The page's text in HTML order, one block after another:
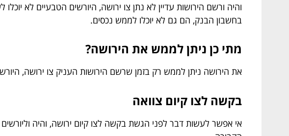
והיה ורשם הירושות עדיין לא נתן צו ירושה, היורשים הטבעיים לא
בחשבון הבנק, הם גם לא יוכלו לממש נכסים.
מתי כן ניתן לממש את הירושה?
את הירושה ניתן לממש רק בזמן שרשם הירושות העניק צו ירושה,
בקשה לצו קיום צוואה
אי אפשר לעשות דבר לפני הגשת בקשה לצו קיום ירושה, והיה